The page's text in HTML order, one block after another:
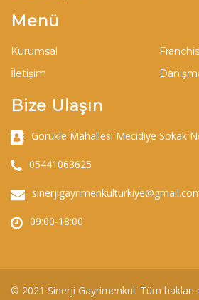
Menü
Kurumsal
İletişim
Bize Ulaşın
Görükle Mahallesi Mecidiye Sokak
05441063625
09:00-18:00
© 2021 Sinerji Gayrimenkul. Tüm hakları